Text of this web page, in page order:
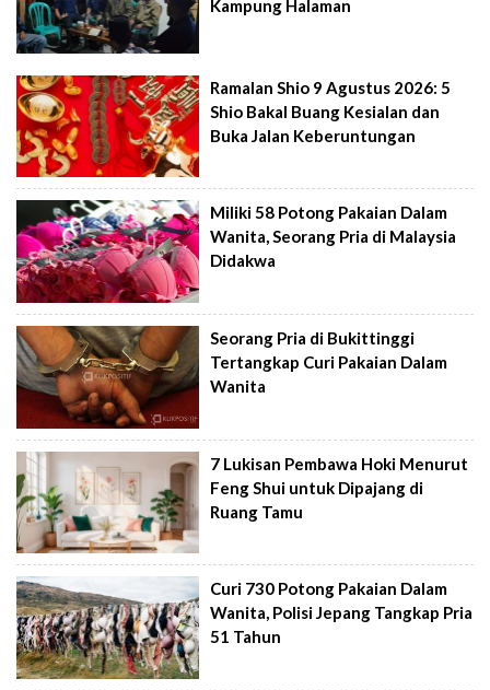
Kampung Halaman
Ramalan Shio 9 Agustus 2026: 5
Shio Bakal Buang Kesialan dan
Buka Jalan Keberuntungan
Miliki 58 Potong Pakaian Dalam
Wanita, Seorang Pria di Malaysia
Didakwa
Seorang Pria di Bukittinggi
Tertangkap Curi Pakaian Dalam
Wanita
7 Lukisan Pembawa Hoki Menurut
Feng Shui untuk Dipajang di
Ruang Tamu
Curi 730 Potong Pakaian Dalam
Wanita, Polisi Jepang Tangkap Pria
51 Tahun